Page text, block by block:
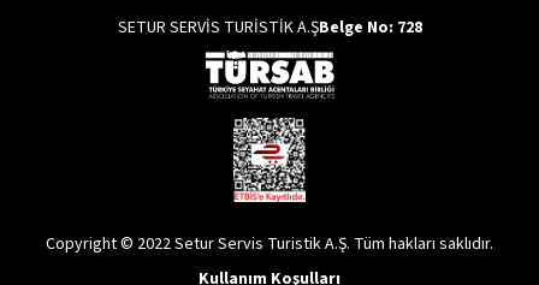
SETUR SERVİS TURİSTİK A.ŞBelge No: 728
Copyright © 2022 Setur Servis Turistik A.Ş. Tüm hakları saklıdır.
Kullanım Koşulları